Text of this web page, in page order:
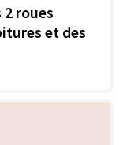
roues
et des